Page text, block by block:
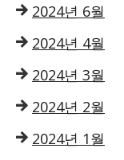
2024년 6월
2024년 4월
2024년 3월
2024년 2월
2024년 1월